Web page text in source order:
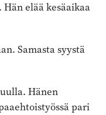
elää kesäaikaa
Samasta syystä
Hänen
pari